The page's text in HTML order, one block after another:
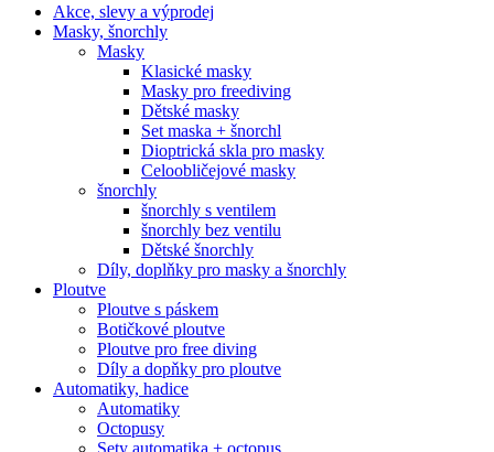
Akce, slevy a výprodej
Masky, šnorchly
Masky
Klasické masky
Masky pro freediving
Dětské masky
Set maska + šnorchl
Dioptrická skla pro masky
Celoobličejové masky
šnorchly
šnorchly s ventilem
šnorchly bez ventilu
Dětské šnorchly
Díly, doplňky pro masky a šnorchly
Ploutve
Ploutve s páskem
Botičkové ploutve
Ploutve pro free diving
Díly a dopňky pro ploutve
Automatiky, hadice
Automatiky
Octopusy
Sety automatika + octopus